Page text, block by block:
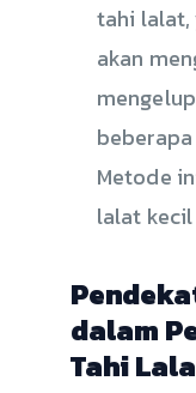
tahi lalat,
akan
Metode
lalat
dalam
Tahi